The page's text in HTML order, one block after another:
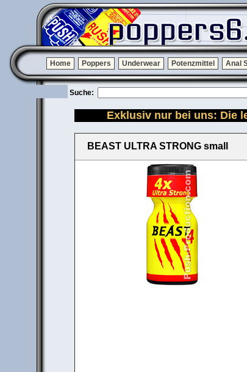
Home Poppers Underwear Potenzmittel Anal
Suche:
Exklusiv nur bei uns: Die
BEAST ULTRA STRONG small